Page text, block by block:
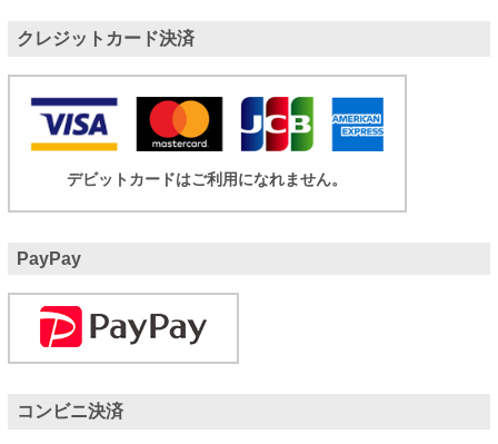
クレジットカード決済
デビットカードはご利用になれません。
PayPay
コンビニ決済